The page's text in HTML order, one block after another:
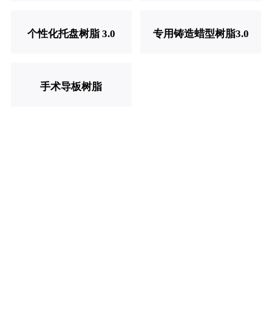
个性化托盘树脂 3.0 专用铸造蜡型树脂3.0
手术导板树脂